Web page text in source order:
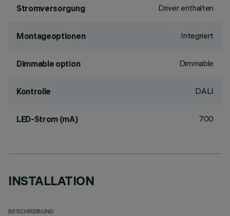
Stromversorgung Driver enthalten
Montageoptionen Integriert
Dimmable option Dimmable
Kontrolle DALI
LED-Strom (mA) 700
INSTALLATION
BESCHREIBUNG